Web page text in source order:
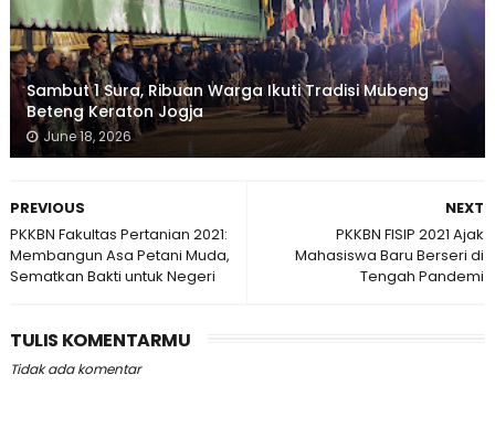
Sambut 1 Sura, Ribuan Warga Ikuti Tradisi Mubeng
Beteng Keraton Jogja
June 18, 2026
NEXT
PKKBN FISIP 2021 Ajak
Mahasiswa Baru Berseri di
Tengah Pandemi
PREVIOUS
PKKBN Fakultas Pertanian 2021:
Membangun Asa Petani Muda,
Sematkan Bakti untuk Negeri
TULIS KOMENTARMU
Tidak ada komentar